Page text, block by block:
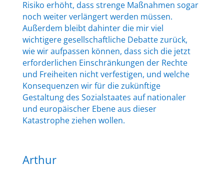
Risiko erhöht, dass strenge Maßnahmen sogar
noch weiter verlängert werden müssen.
Außerdem bleibt dahinter die mir viel
wichtigere gesellschaftliche Debatte zurück,
wie wir aufpassen können, dass sich die jetzt
erforderlichen Einschränkungen der Rechte
und Freiheiten nicht verfestigen, und welche
Konsequenzen wir für die zukünftige
Gestaltung des Sozialstaates auf nationaler
und europäischer Ebene aus dieser
Katastrophe ziehen wollen.
Arthur